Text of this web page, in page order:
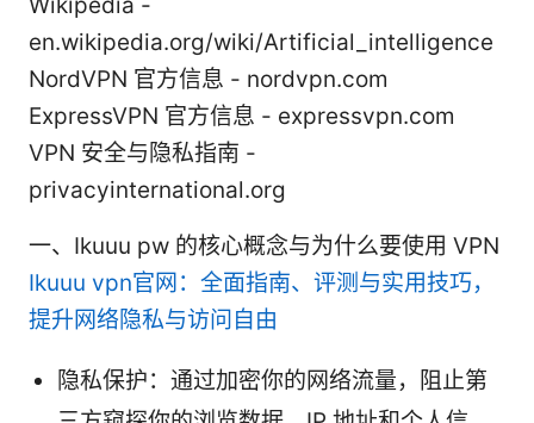
Wikipedia -
en.wikipedia.org/wiki/Artificial_intelligence
NordVPN 官方信息 - nordvpn.com
ExpressVPN 官方信息 - expressvpn.com
VPN 安全与隐私指南 -
privacyinternational.org
一、Ikuuu pw 的核心概念与为什么要使用 VPN
Ikuuu vpn官网：全面指南、评测与实用技巧，
提升网络隐私与访问自由
隐私保护：通过加密你的网络流量，阻止第